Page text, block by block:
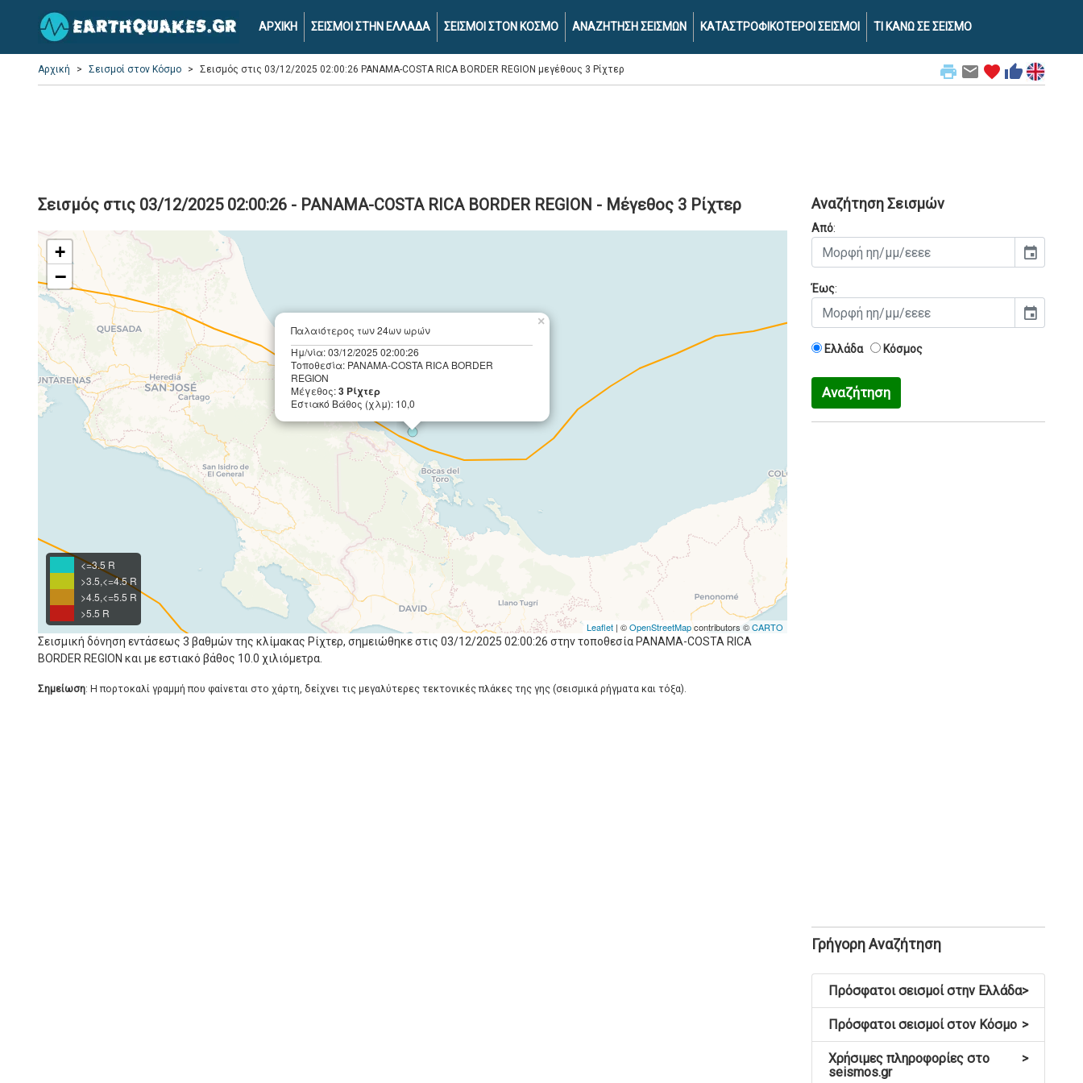
ΑΡΧΙΚΗ ΣΕΙΣΜΟΙ ΣΤΗΝ ΕΛΛΑΔΑ ΣΕΙΣΜΟΙ ΣΤΟΝ ΚΟΣΜΟ ΑΝΑΖΗΤΗΣΗ ΣΕΙΣΜΩΝ ΚΑΤΑΣΤΡΟΦΙΚΟΤΕΡΟΙ ΣΕΙΣΜΟΙ ΤΙ ΚΑΝΩ ΣΕ ΣΕΙΣΜΟ
print email favorite thumb_up
Αρχική Σεισμοί στον Κόσμο Σεισμός στις 03/12/2025 02:00:26 PANAMA-COSTA RICA BORDER REGION μεγέθους 3 Ρίχτερ
Σεισμός στις 03/12/2025 02:00:26 - PANAMA-COSTA RICA BORDER REGION - Μέγεθος 3 Ρίχτερ
Παλαιότερος των 24ων ωρών
Ημ/νία: 03/12/2025 02:00:26
Τοποθεσία: PANAMA-COSTA RICA BORDER
REGION
Μέγεθος:3 Ρίχτερ
Εστιακό Βάθος (χλμ): 10,0
×
+
−
<=3.5 R
>3.5,<=4.5 R
>4.5,<=5.5 R
>5.5 R
Leaflet | ©OpenStreetMapcontributors ©CARTO
Σεισμική δόνηση εντάσεως 3 βαθμών της κλίμακας Ρίχτερ, σημειώθηκε στις 03/12/2025 02:00:26 στην τοποθεσία PANAMA-COSTA RICA
BORDER REGION και με εστιακό βάθος 10.0 χιλιόμετρα.
Σημείωση: Η πορτοκαλί γραμμή που φαίνεται στο χάρτη, δείχνει τις μεγαλύτερες τεκτονικές πλάκες της γης (σεισμικά ρήγματα και τόξα).
Αναζήτηση Σεισμών
Από:
event
Έως:
event
Ελλάδα Κόσμος
Αναζήτηση
Γρήγορη Αναζήτηση
>
Πρόσφατοι σεισμοί στην Ελλάδα
>
Πρόσφατοι σεισμοί στον Κόσμο
>
Χρήσιμες πληροφορίες στο
seismos.gr